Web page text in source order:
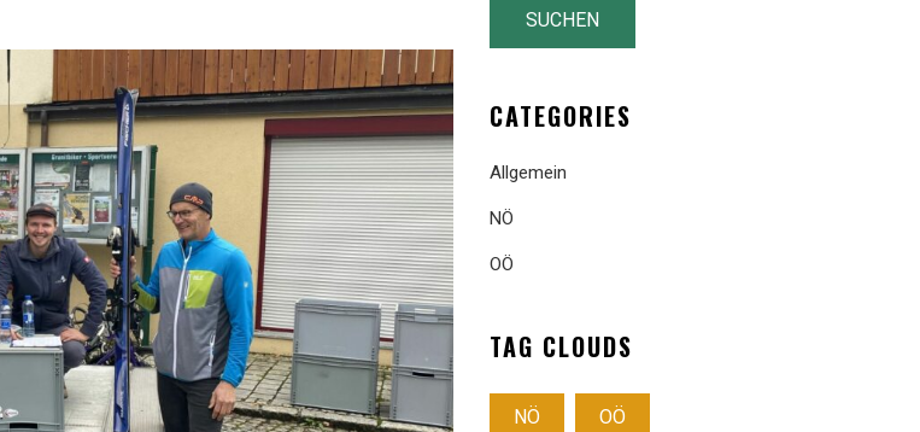
CATEGORIES
Allgemein
NÖ
OÖ
TAG CLOUDS
NÖ OÖ